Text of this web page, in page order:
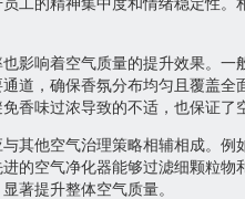
影响着空气质量的提升效果。
道，确保香氛分布均匀且覆盖
香味过浓导致的不适，也保证了
其他空气治理策略相辅相成。例
的空气净化器能够过滤细颗粒
著提升整体空气质量。